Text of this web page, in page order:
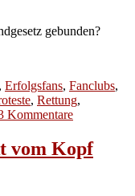
gebunden?
, Erfolgsfans, Fanclubs,
, Rettung,
Kommentarezu
Löwen,
Schweinen
vom Kopf